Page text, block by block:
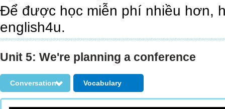
Để được học miễn phí nhiều hơn,
english4u.
Unit 5: We're planning a conference
Conversation Vocabulary